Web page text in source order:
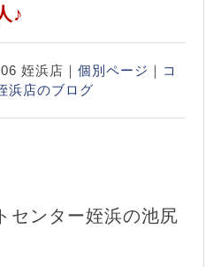
♪
姪浜店｜ 個別ページ ｜ コ
浜店のブログ
センター姪浜の池尻